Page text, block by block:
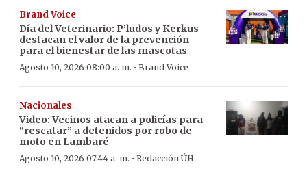
Brand Voice
Día del Veterinario: P’ludos y Kerkus
destacan el valor de la prevención
para el bienestar de las mascotas
Agosto 10, 2026 08:00 a. m. · Brand Voice
Nacionales
Video: Vecinos atacan a policías para
“rescatar” a detenidos por robo de
moto en Lambaré
Agosto 10, 2026 07:44 a. m. · Redacción ÚH